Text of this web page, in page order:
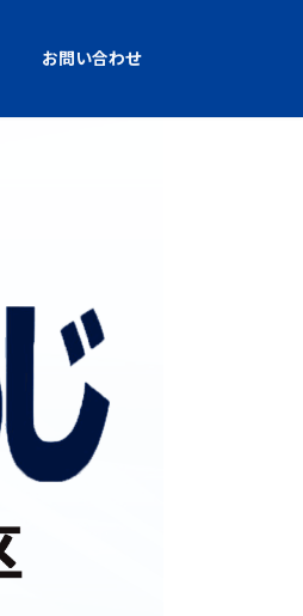
お問い合わせ